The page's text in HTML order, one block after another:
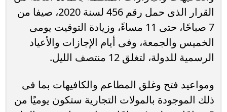
القرار الذى حمل رقم 456 لسنة 2020، صيفا من
7 صباحًا، حتى 11 مساءً، وزيادة التوقيت يومى
الخميس والجمعة، وفى أيام الإجازات والأعياد
الرسمية للدولة، لتغلق 12 منتصف الليل.
ومواعيد فتح وغلق المطاعم والكافيهات بما فى
ذلك الموجودة بالمولات التجارية ستكون يوميًا من